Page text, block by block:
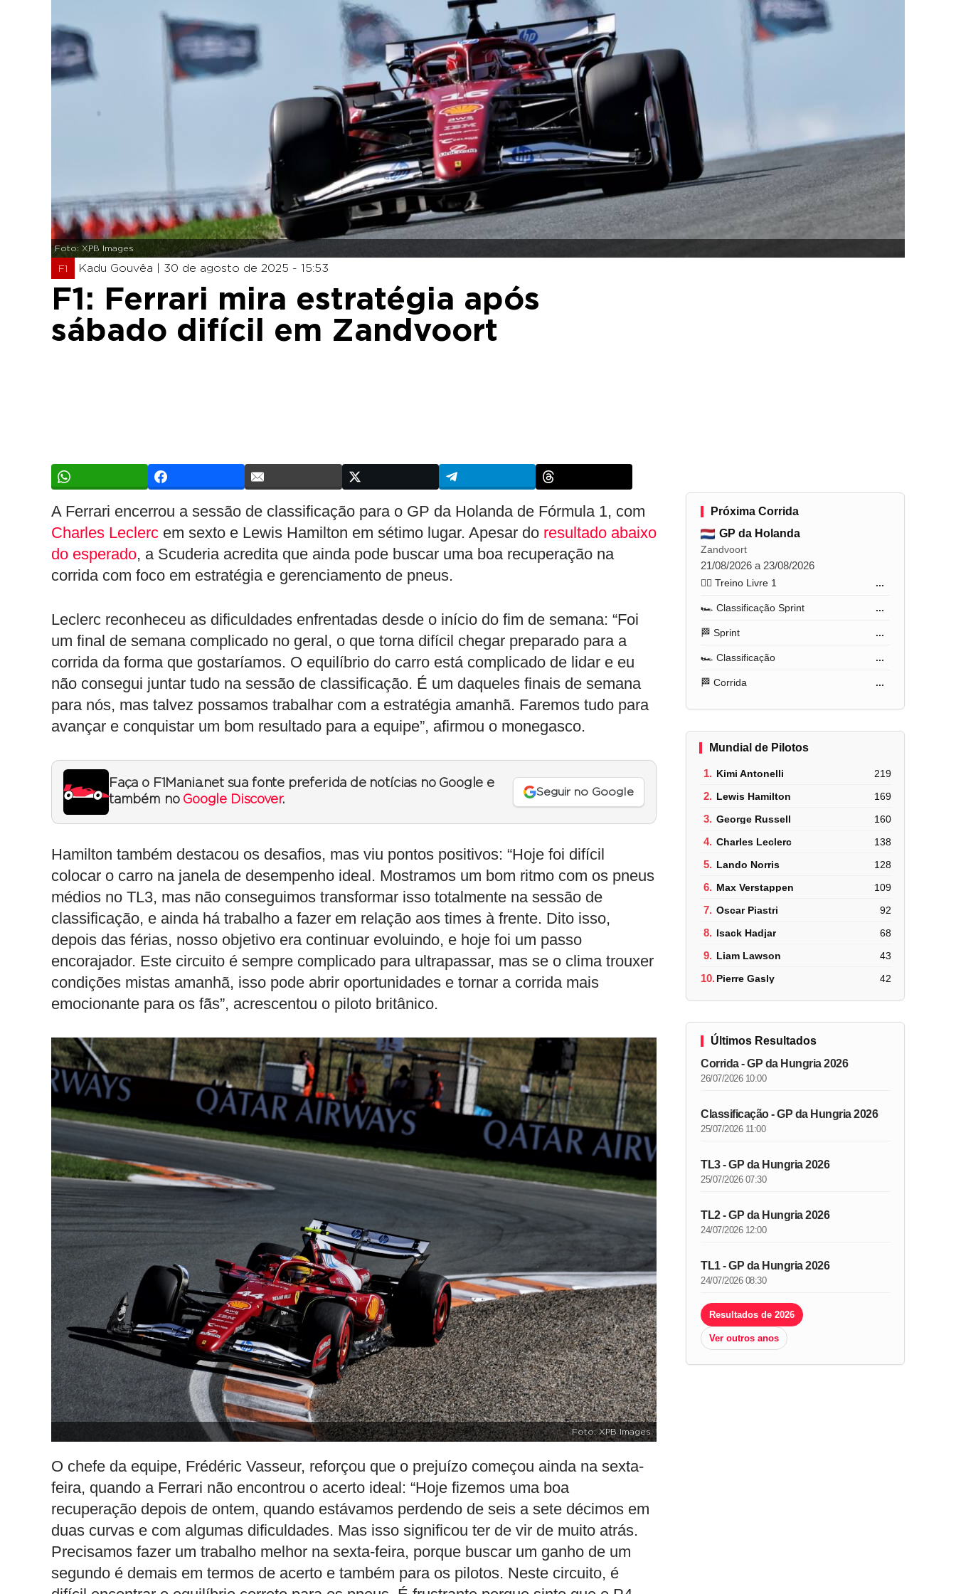
Foto: XPB Images
F1 Kadu Gouvêa | 30 de agosto de 2025 - 15:53
F1: Ferrari mira estratégia após
sábado difícil em Zandvoort
A Ferrari encerrou a sessão de classificação para o GP da Holanda de Fórmula 1, com
Charles Leclerc em sexto e Lewis Hamilton em sétimo lugar. Apesar do resultado abaixo
do esperado, a Scuderia acredita que ainda pode buscar uma boa recuperação na
corrida com foco em estratégia e gerenciamento de pneus.
Leclerc reconheceu as dificuldades enfrentadas desde o início do fim de semana: “Foi
um final de semana complicado no geral, o que torna difícil chegar preparado para a
corrida da forma que gostaríamos. O equilíbrio do carro está complicado de lidar e eu
não consegui juntar tudo na sessão de classificação. É um daqueles finais de semana
para nós, mas talvez possamos trabalhar com a estratégia amanhã. Faremos tudo para
avançar e conquistar um bom resultado para a equipe”, afirmou o monegasco.
Faça o F1Mania.net sua fonte preferida de notícias no Google e
também no Google Discover.
Seguir no Google
Hamilton também destacou os desafios, mas viu pontos positivos: “Hoje foi difícil
colocar o carro na janela de desempenho ideal. Mostramos um bom ritmo com os pneus
médios no TL3, mas não conseguimos transformar isso totalmente na sessão de
classificação, e ainda há trabalho a fazer em relação aos times à frente. Dito isso,
depois das férias, nosso objetivo era continuar evoluindo, e hoje foi um passo
encorajador. Este circuito é sempre complicado para ultrapassar, mas se o clima trouxer
condições mistas amanhã, isso pode abrir oportunidades e tornar a corrida mais
emocionante para os fãs”, acrescentou o piloto britânico.
Foto: XPB Images
O chefe da equipe, Frédéric Vasseur, reforçou que o prejuízo começou ainda na sexta-
feira, quando a Ferrari não encontrou o acerto ideal: “Hoje fizemos uma boa
recuperação depois de ontem, quando estávamos perdendo de seis a sete décimos em
duas curvas e com algumas dificuldades. Mas isso significou ter de vir de muito atrás.
Precisamos fazer um trabalho melhor na sexta-feira, porque buscar um ganho de um
segundo é demais em termos de acerto e também para os pilotos. Neste circuito, é
Próxima Corrida
GP da Holanda
Zandvoort
21/08/2026 a 23/08/2026
🏋️‍♂️ Treino Livre 1 ...
🏎️ Classificação Sprint ...
🏁 Sprint ...
🏎️ Classificação ...
🏁 Corrida ...
Mundial de Pilotos
1. Kimi Antonelli 219
2. Lewis Hamilton 169
3. George Russell 160
4. Charles Leclerc 138
5. Lando Norris 128
6. Max Verstappen 109
7. Oscar Piastri 92
8. Isack Hadjar 68
9. Liam Lawson 43
10.Pierre Gasly 42
Últimos Resultados
Corrida - GP da Hungria 2026
26/07/2026 10:00
Classificação - GP da Hungria 2026
25/07/2026 11:00
TL3 - GP da Hungria 2026
25/07/2026 07:30
TL2 - GP da Hungria 2026
24/07/2026 12:00
TL1 - GP da Hungria 2026
24/07/2026 08:30
Resultados de 2026
Ver outros anos